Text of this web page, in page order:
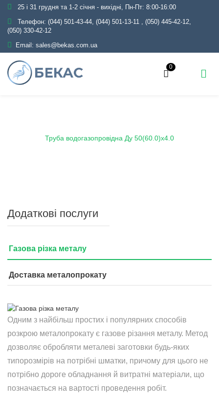
25 і 31 грудня та 1-2 січня - вихідні, Пн-Пт: 8:00-16:00
Телефон: (044) 501-43-44, (044) 501-13-11 , (050) 445-42-12,
(050) 330-42-12
Email: sales@bekas.com.ua
0
Труба водогазопровідна Ду 50(60.0)х4.0
Додаткові послуги
Газова різка металу
Доставка металопрокату
Одним з найбільш простих і популярних способів
розкрою металопрокату є газове різання металу. Метод
дозволяє обробляти металеві заготовки будь-яких
типорозмірів на потрібні шматки, причому для цього не
потрібно дороге обладнання й витратні матеріали, що
позначається на вартості проведення робіт.